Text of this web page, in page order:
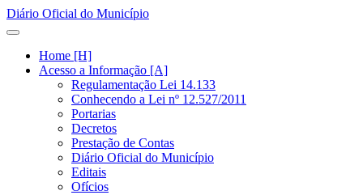
Diário Oficial do Município
Home [H]
Acesso a Informação [A]
Regulamentação Lei 14.133
Conhecendo a Lei nº 12.527/2011
Portarias
Decretos
Prestação de Contas
Diário Oficial do Município
Editais
Ofícios